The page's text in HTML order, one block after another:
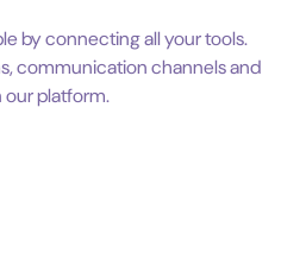
by connecting all your tools.
communication channels and
our platform.